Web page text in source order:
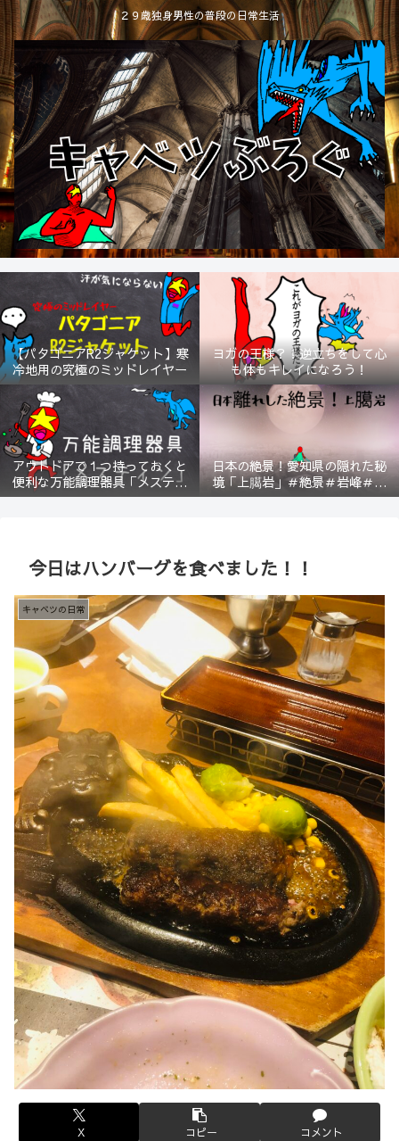
２９歳独身男性の普段の日常生活
【パタゴニアR2ジャケット】寒
冷地用の究極のミッドレイヤー
ヨガの王様？！逆立ちをして心
も体もキレイになろう！
アウトドアで１つ持っておくと
便利な万能調理器具「メスティ
ン」＃登山＃BBQ
日本の絶景！愛知県の隠れた秘
境「上臈岩」＃絶景＃岩峰＃新
城＃スリル＃宇連山
今日はハンバーグを食べました！！
キャベツの日常
X コピー コメント